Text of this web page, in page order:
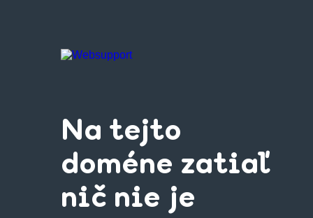
Na tejto
doméne zatiaľ
nič nie je